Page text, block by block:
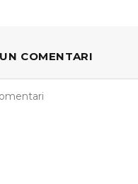
COMENTARI